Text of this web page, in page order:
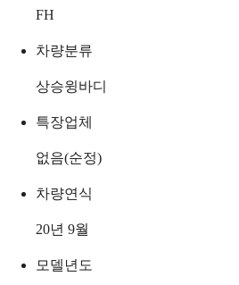
FH
차량분류
상승윙바디
특장업체
없음(순정)
차량연식
20년 9월
모델년도